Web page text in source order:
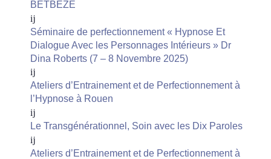
BETBEZE
Séminaire de perfectionnement « Hypnose Et
Dialogue Avec les Personnages Intérieurs » Dr
Dina Roberts (7 – 8 Novembre 2025)
Ateliers d’Entrainement et de Perfectionnement à
l’Hypnose à Rouen
Le Transgénérationnel, Soin avec les Dix Paroles
Ateliers d’Entrainement et de Perfectionnement à